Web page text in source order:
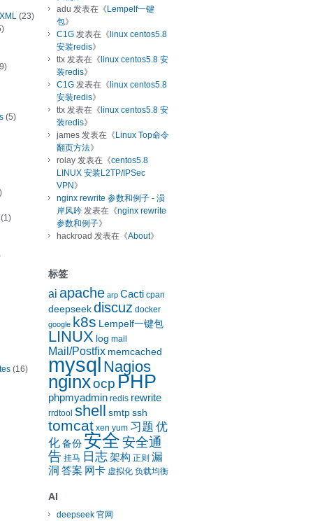
(23)
(5)
(16)
adu 发表在《 Lempelf一键
包》
C1G 发表在《 linux centos5.8
安装redis》
ttx 发表在《 linux centos5.8 安
装redis》
C1G 发表在《 linux centos5.8
安装redis》
ttx 发表在《 linux centos5.8 安
装redis》
james 发表在《 Linux Top命令
翻页方法》
rolay 发表在《centos5.8
LINUX 安装L2TP/IPSec
VPN 》
nginx rewrite 参数和例子 - 涢
岸风吟 发表在《nginx rewrite
参数和例子》
hackroad 发表在《About》
标签
ai apache arp Cacti cpan
deepseek discuz docker
google k8s Lempelf一键包
LINUX log mail
Mail/Postfix memcached
mysql Nagios
nginxocp PHP
phpmyadmin redis rewrite
rrdtool shell smtp ssh
tomcat xen yum 习题 优
化 备份 安全安全通
告 挂马 日志架构 正则 漏
洞 答案 网卡 虚拟化 负载均衡
AI
deepseek 官网